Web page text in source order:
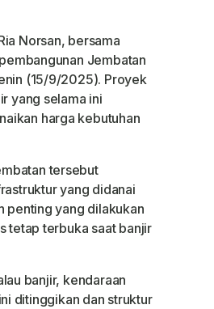
Norsan, bersama
Jembatan
(15/9/2025). Proyek
yang selama ini
harga kebutuhan
tersebut
yang didanai
penting yang dilakukan
tetap terbuka saat banjir
banjir, kendaraan
ditinggikan dan struktur